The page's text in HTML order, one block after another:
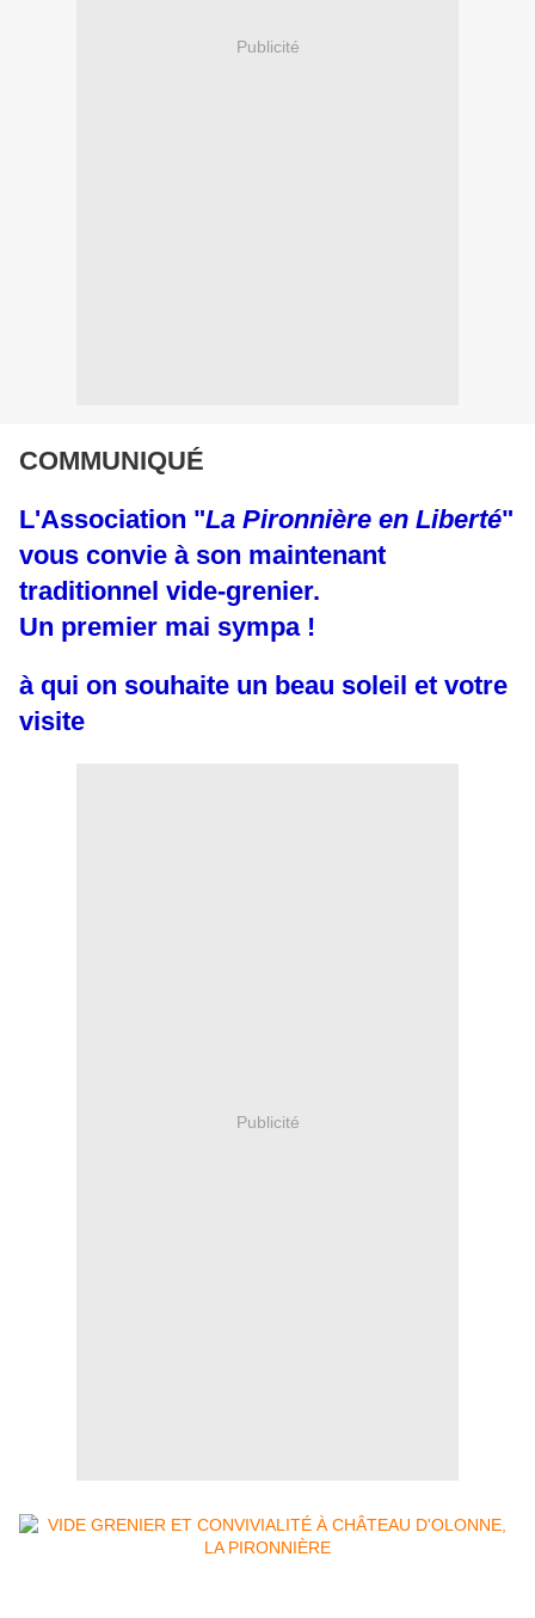
Publicité
COMMUNIQUÉ
L'Association "La Pironnière en Liberté"
vous convie à son maintenant
traditionnel vide-grenier.
Un premier mai sympa !
à qui on souhaite un beau soleil et votre
visite
Publicité